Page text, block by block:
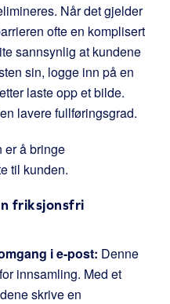
Når det gjelder
ofte en komplisert
sannsynlig at kundene
sin, logge inn på en
laste opp et bilde.
lavere fullføringsgrad.
er å bringe
til kunden.
friksjonsfri
i e-post: Denne
innsamling. Med et
skrive en